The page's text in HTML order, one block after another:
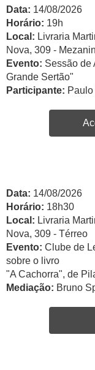
Data: 14/08/2026
Horário: 19h
Local: Livraria
Nova, 309 -
Evento: Sessão de
Grande Sertão"
Participante:
Data: 14/08/2026
Horário: 18h30
Local: Livraria
Nova, 309 - Térreo
Evento: Clube de
sobre o livro
"A Cachorra", de
Mediação: Bruno